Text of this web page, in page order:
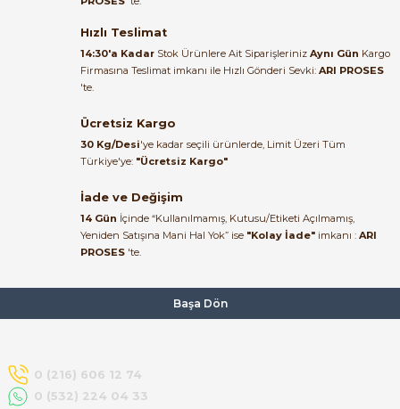
bundan mehmet bey ilgi ve
alakası için teşekkür ederim
Ürün elime eksiksiz ve hasarsız
ulaştı. Paketleme özenliydi,
Kemal Toktaş | 20/06/2026
problemsiz geçti.
Kemal Toktaş | 20/06/2026
Havale ile odeme yaptim ve
tedirgindim ama saticinin
sonrasindaki iletisim ve
Hızlı Teslimat
14:30'a Kadar Stok Ürünlere Ait Siparişleriniz Aynı Gün Kargo
Firmasına Teslimat imkanı ile Hızlı Gönderi Sevki: ARI PROSES
'te.
Ücretsiz Kargo
30 Kg/Desi'ye kadar seçili ürünlerde, Limit Üzeri Tüm
Türkiye'ye: "Ücretsiz Kargo"
İade ve Değişim
14 Gün İçinde “Kullanılmamış, Kutusu/Etiketi Açılmamış,
Yeniden Satışına Mani Hal Yok” ise "Kolay İade" imkanı : ARI
PROSES 'te.
Başa Dön
0 (216) 606 12 74
0 (532) 224 04 33